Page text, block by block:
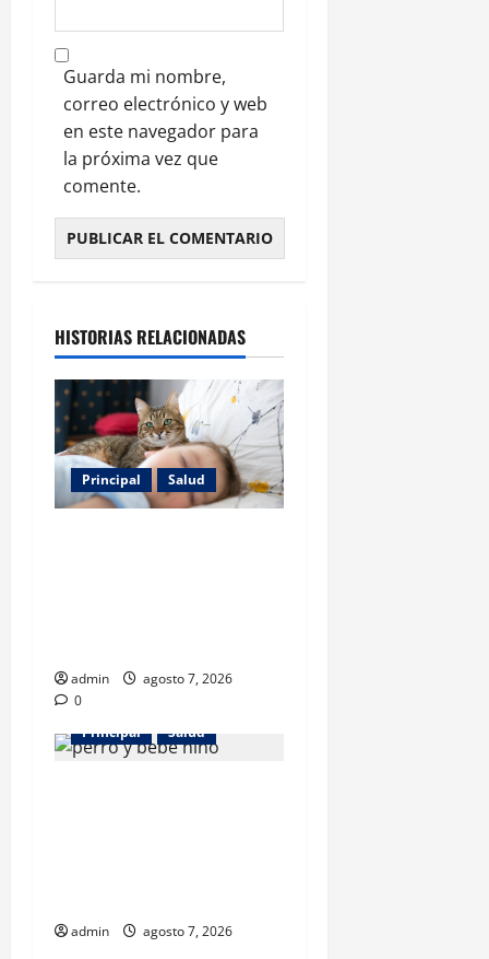
Guarda mi nombre,
correo electrónico y web
en este navegador para
la próxima vez que
comente.
HISTORIAS RELACIONADAS
Principal Salud
admin
agosto 7, 2026
0
Principal
Salud
admin agosto 7, 2026